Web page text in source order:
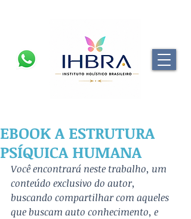
EBOOK A ESTRUTURA
PSÍQUICA HUMANA
Você encontrará neste trabalho, um
conteúdo exclusivo do autor,
buscando compartilhar com aqueles
que buscam auto conhecimento, e